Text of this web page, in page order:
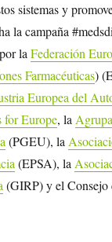
sistemas y
la campaña
laFederación
Farmacéuticas)
Europea del
for Europe, la
(PGEU), la
(EPSA), la
(GIRP) y el Consejo